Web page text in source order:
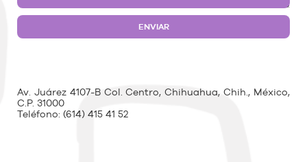
Av. Juárez 4107-B Col. Centro, Chihuahua, Chih., México,
C.P. 31000
Teléfono: (614) 415 41 52